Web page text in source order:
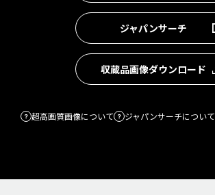
ジャパンサーチ
収蔵品画像ダウンロード
超高画質画像について ジャパンサーチについて